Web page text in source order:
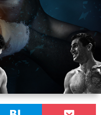
ナ
ッ
プ
観
戦
ガ・
ド
ラ
リ
ー
ム